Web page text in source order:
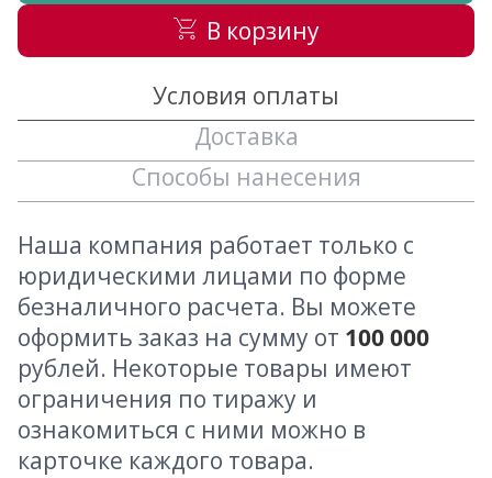
В корзину
Условия оплаты
Доставка
Способы нанесения
Наша компания работает только с
юридическими лицами по форме
безналичного расчета. Вы можете
оформить заказ на сумму от 100 000
рублей. Некоторые товары имеют
ограничения по тиражу и
ознакомиться с ними можно в
карточке каждого товара.